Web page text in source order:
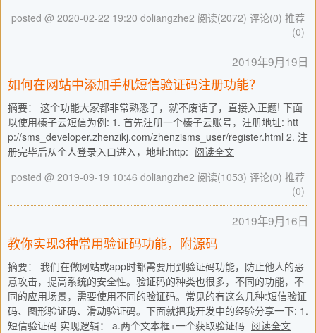
posted @ 2020-02-22 19:20 doliangzhe2 阅读(2072) 评论(0) 推荐
(0)
2019年9月19日
如何在网站中添加手机短信验证码注册功能？
摘要： 这个功能大家都非常熟悉了，就不废话了，直接入正题! 下面
以使用榛子云短信为例: 1. 首先注册一个榛子云账号，注册地址: htt
p://sms_developer.zhenzikj.com/zhenzisms_user/register.html 2. 注
册完毕后从个人登录入口进入，地址:http: 阅读全文
posted @ 2019-09-19 10:46 doliangzhe2 阅读(1053) 评论(0) 推荐
(0)
2019年9月16日
教你实现3种常用验证码功能，附源码
摘要： 我们在做网站或app时都需要用到验证码功能，防止他人的恶
意攻击，提高系统的安全性。验证码的种类也很多，不同的功能，不
同的应用场景，需要使用不同的验证码。常见的有这么几种:短信验证
码、图形验证码、滑动验证码。下面就把我开发中的经验分享一下: 1.
短信验证码 实现逻辑： a.两个文本框+一个获取验证码 阅读全文